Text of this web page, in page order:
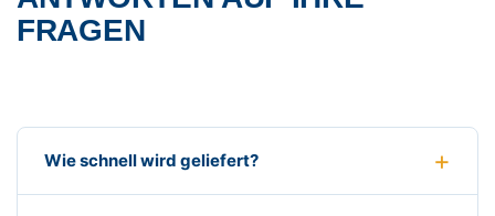
FRAGEN
Wie schnell wird geliefert?